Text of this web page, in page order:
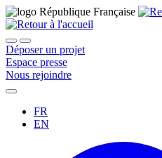
Déposer un projet
Espace presse
Nous rejoindre
FR
EN